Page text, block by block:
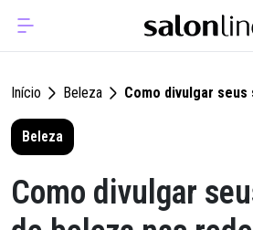
Início Beleza
Como divulgar
Beleza
Como divulgar